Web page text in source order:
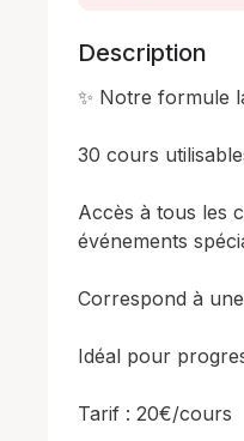
Description
✨ Notre formule
30 cours
Accès à tous les
événements
Correspond à
Idéal pour
Tarif : 20€/cours